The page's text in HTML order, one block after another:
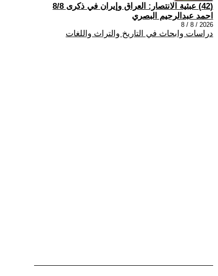
(42) عبثية الانتصار: العراق وإيران في ذكرى 8/8
احمد عبدالرحيم البصري
2026 / 8 / 8
دراسات وابحاث في التاريخ والتراث واللغات